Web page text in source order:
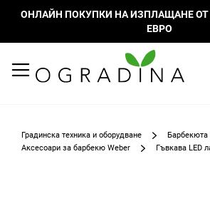
ОНЛАЙН ПОКУПКИ НА ИЗПЛАЩАНЕ ОТ
ЕВРО
Градинска техника и оборудване
Барбекюта
Аксесоари за барбекю Weber
Гъвкава LED